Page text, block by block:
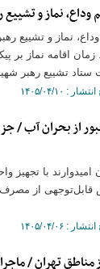
نماز و
نماز و تشییع
اقامه نماز بر
تشییع رهبر شهید
از بحران آب /
امیدوارند با تجهیز
از مصرف
تهران /